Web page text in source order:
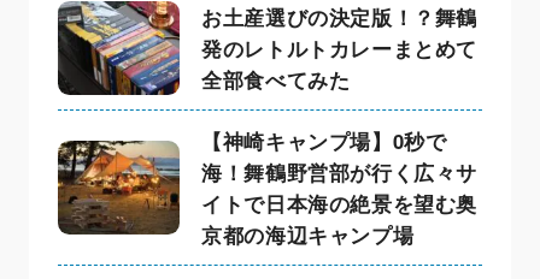
お土産選びの決定版！？舞鶴
発のレトルトカレーまとめて
全部食べてみた
【神崎キャンプ場】0秒で
海！舞鶴野営部が行く広々サ
イトで日本海の絶景を望む奥
京都の海辺キャンプ場